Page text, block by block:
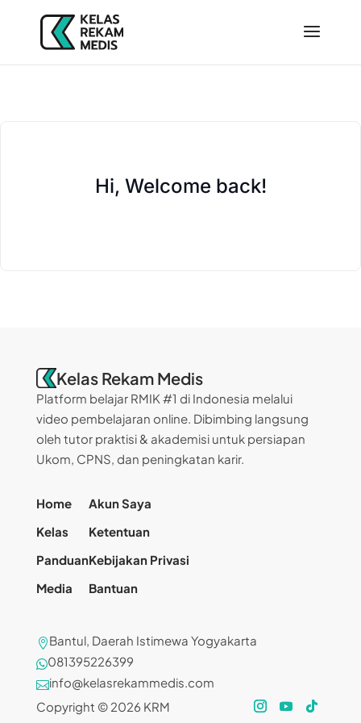
Hi, Welcome back!
Kelas Rekam Medis
Platform belajar RMIK #1 di Indonesia melalui
video pembelajaran online. Dibimbing langsung
oleh tutor praktisi & akademisi untuk persiapan
Ukom, CPNS, dan peningkatan karir.
Home
Kelas
Panduan
Media
Akun Saya
Ketentuan
Kebijakan Privasi
Bantuan
Bantul, Daerah Istimewa Yogyakarta
081395226399
info@kelasrekammedis.com
Copyright © 2026 KRM